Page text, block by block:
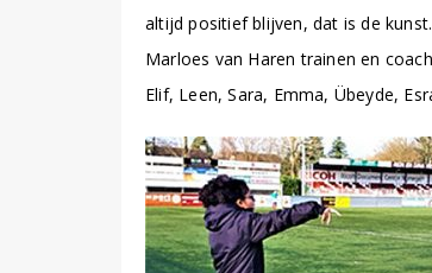
altijd positief blijven, dat is de
Marloes van Haren trainen en
Elif, Leen, Sara, Emma, Übeyde,